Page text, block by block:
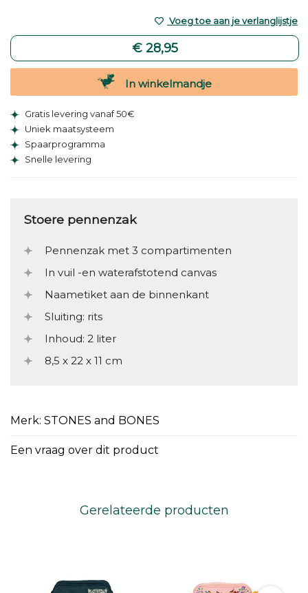
€ 28,95
Voeg toe aan je verlanglijstje
In winkelmandje
Gratis levering vanaf 50€
Uniek maatsysteem
Spaarprogramma
Snelle levering
Stoere pennenzak
Pennenzak met 3 compartimenten
In vuil -en waterafstotend canvas
Naametiket aan de binnenkant
Sluiting: rits
Inhoud: 2 liter
8,5 x 22 x 11 cm
Merk: STONES and BONES
Een vraag over dit product
Gerelateerde producten